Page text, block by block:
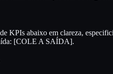
KPIs abaixo em clareza,
[COLE A SAÍDA].